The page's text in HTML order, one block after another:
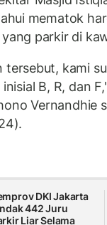
mematok
parkir di
tersebut, kami
B, R, dan
Vernandhie
DKI Jakarta
442 Juru
Liar Selama